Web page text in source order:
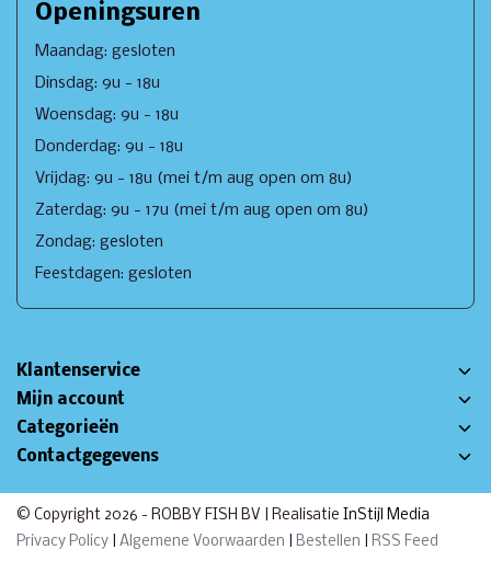
Openingsuren
Maandag: gesloten
Dinsdag: 9u - 18u
Woensdag: 9u - 18u
Donderdag: 9u - 18u
Vrijdag: 9u - 18u (mei t/m aug open om 8u)
Zaterdag: 9u - 17u (mei t/m aug open om 8u)
Zondag: gesloten
Feestdagen: gesloten
Klantenservice
Mijn account
Categorieën
Contactgegevens
© Copyright 2026 - ROBBY FISH BV | Realisatie InStijl Media
Privacy Policy
Algemene Voorwaarden Bestellen RSS Feed